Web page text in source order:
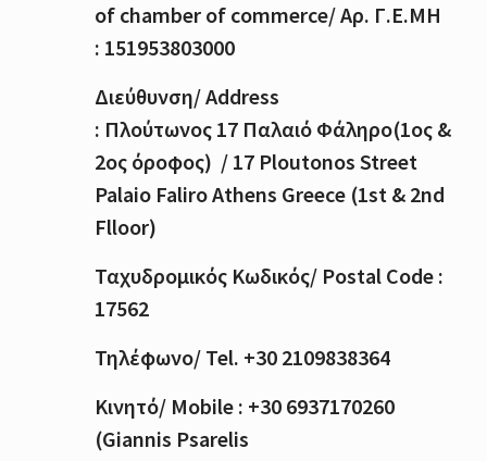
of chamber of commerce/Αρ. Γ.Ε.ΜΗ
: 151953803000
Διεύθυνση/ Address
: Πλούτωνος 17 Παλαιό Φάληρο(1ος &
2ος όροφος) / 17 Ploutonos Street
Palaio Faliro Athens Greece (1st & 2nd
Flloor)
Ταχυδρομικός Κωδικός/ Postal Code :
17562
Τηλέφωνο/ Tel. +30 2109838364
Κινητό/ Mobile : +30 6937170260
(Giannis Psarelis